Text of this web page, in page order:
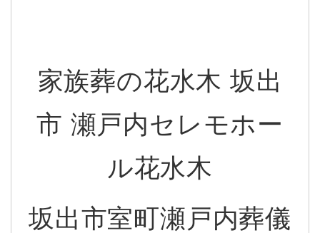
家族葬の花水木 坂出
市 瀬戸内セレモホー
ル花水木
坂出市室町瀬戸内葬儀